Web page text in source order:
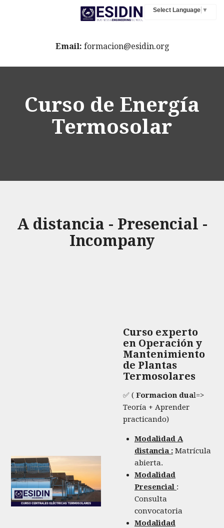
Select Language ▼
Email: formacion@esidin.org
Curso de Energía
Termosolar
A distancia - Presencial -
Incompany
Curso experto
en Operación y
Mantenimiento
de Plantas
Termosolares
✅ ( Formacion dual=>
Teoría + Aprender
practicando)
Modalidad A
distancia :Matrícula
abierta.
Modalidad
Presencial :
Consulta
convocatoria
Modalidad